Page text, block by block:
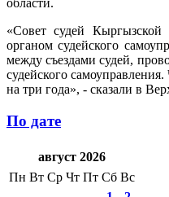
«Совет судей Кыргызской
органом судейского
между съездами судей,
судейского
на три года», - сказали в
По дате
август 2026
Пн Вт Ср Чт Пт Сб Вс